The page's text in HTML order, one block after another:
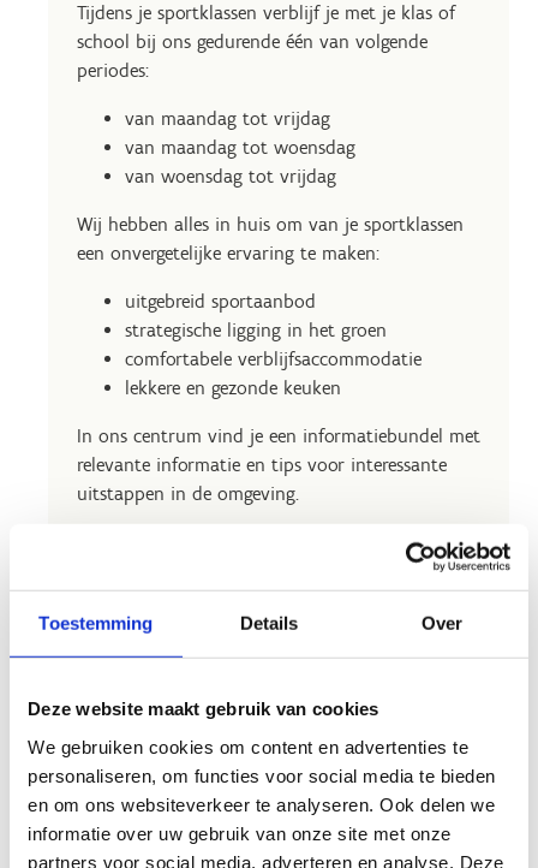
Toestemming Details Over
Deze website maakt gebruik van cookies
We gebruiken cookies om content en advertenties te
personaliseren, om functies voor social media te bieden
en om ons websiteverkeer te analyseren. Ook delen we
informatie over uw gebruik van onze site met onze
partners voor social media, adverteren en analyse. Deze
Tijdens je sportklassen verblijf je met je klas of
school bij ons gedurende één van volgende
periodes:
van maandag tot vrijdag
van maandag tot woensdag
van woensdag tot vrijdag
Wij hebben alles in huis om van je sportklassen
een onvergetelijke ervaring te maken:
uitgebreid sportaanbod
strategische ligging in het groen
comfortabele verblijfsaccommodatie
lekkere en gezonde keuken
In ons centrum vind je een informatiebundel met
relevante informatie en tips voor interessante
uitstappen in de omgeving.